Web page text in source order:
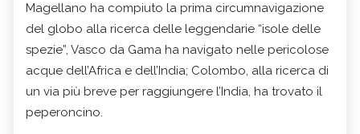
Magellano ha compiuto la prima circumnavigazione
del globo alla ricerca delle leggendarie “isole delle
spezie”, Vasco da Gama ha navigato nelle pericolose
acque dell’Africa e dell’India; Colombo, alla ricerca di
un via più breve per raggiungere l’India, ha trovato il
peperoncino.